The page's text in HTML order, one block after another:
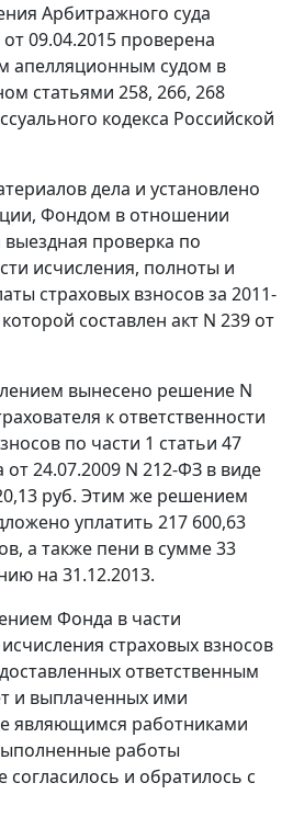
Арбитражного суда
09.04.2015 проверена
апелляционным судом в
статьями 258, 266, 268
кодекса Российской
дела и установлено
Фондом в отношении
проверка по
исчисления, полноты и
страховых взносов за 2011-
составлен акт N 239 от
вынесено решение N
к ответственности
по части 1 статьи 47
24.07.2009 N 212-ФЗ в виде
руб. Этим же решением
уплатить 217 600,63
а также пени в сумме 33
на 31.12.2013.
Фонда в части
страховых взносов
ответственным
и выплаченных ими
являющимся работниками
работы
согласилось и обратилось с